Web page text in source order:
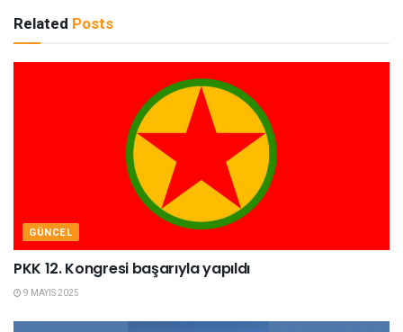
Related Posts
GÜNCEL
PKK 12. Kongresi başarıyla yapıldı
9 MAYIS 2025